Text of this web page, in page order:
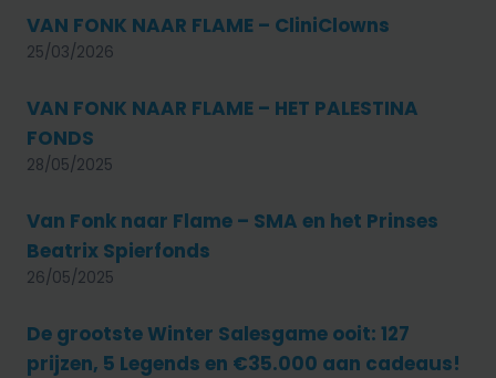
VAN FONK NAAR FLAME – CliniClowns
25/03/2026
VAN FONK NAAR FLAME – HET PALESTINA
FONDS
28/05/2025
Van Fonk naar Flame – SMA en het Prinses
Beatrix Spierfonds
26/05/2025
De grootste Winter Salesgame ooit: 127
prijzen, 5 Legends en €35.000 aan cadeaus!